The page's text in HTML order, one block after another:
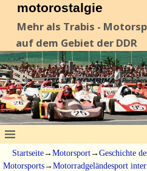
motorostalgie
Mehr als Trabis -
auf dem Gebiet der DDR
Startseite→ Motorsport→ Geschichte
Motorsports→ Motorradgeländesport